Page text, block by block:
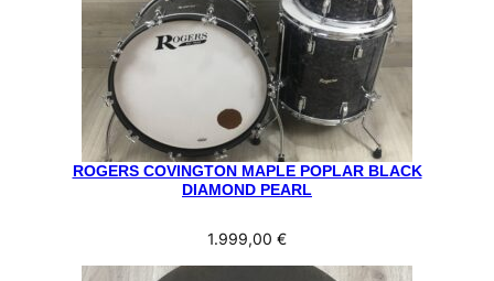
ROGERS COVINGTON MAPLE POPLAR BLACK
DIAMOND PEARL
1.999,00 €